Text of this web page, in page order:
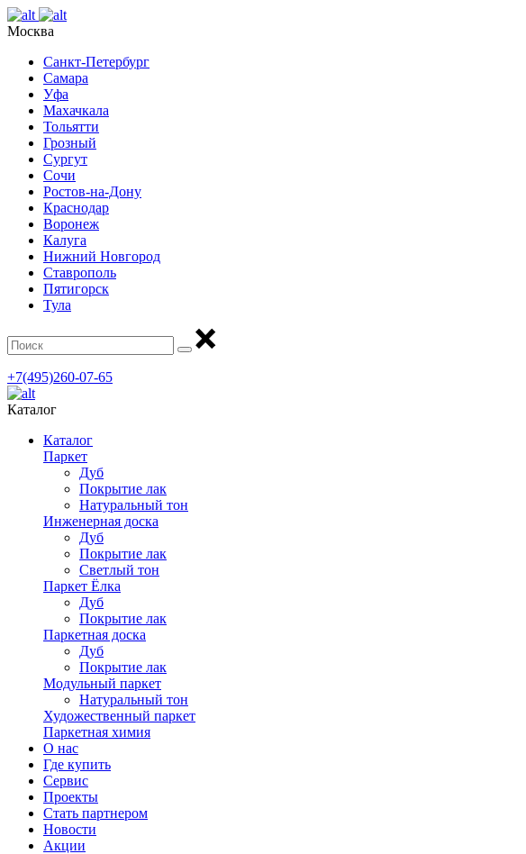
Москва
Санкт-Петербург
Самара
Уфа
Махачкала
Тольятти
Грозный
Сургут
Сочи
Ростов-на-Дону
Краснодар
Воронеж
Калуга
Нижний Новгород
Ставрополь
Пятигорск
Тула
+7(495)260-07-65
Каталог
Каталог
Паркет
Дуб
Покрытие лак
Натуральный тон
Инженерная доска
Дуб
Покрытие лак
Светлый тон
Паркет Ёлка
Дуб
Покрытие лак
Паркетная доска
Дуб
Покрытие лак
Модульный паркет
Натуральный тон
Художественный паркет
Паркетная химия
О нас
Где купить
Сервис
Проекты
Стать партнером
Новости
Акции